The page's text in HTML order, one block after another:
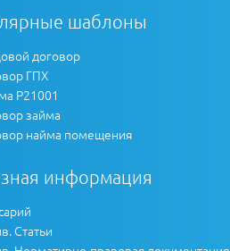
шаблоны
договор
ГПХ
Р21001
займа
найма помещения
информация
Статьи